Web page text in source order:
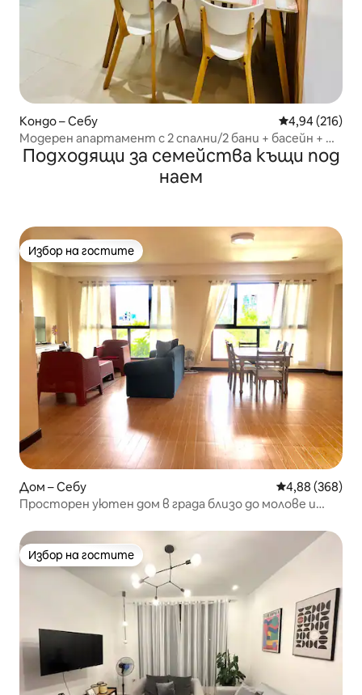
Кондо – Себу Средна
4,94 (216)
Модерен апартамент с 2 спални/2 бани + басейн + ИТ
парк
Подходящи за семейства къщи под
наем
Избор на гостите
Избор на гостите
Дом – Себу Средна
4,88 (368)
Просторен уютен дом в града близо до молове и
Избор на гостите
Избор на гостите